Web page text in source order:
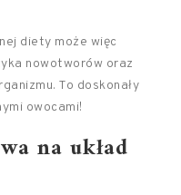
diety może więc
nowotworów oraz
To doskonały
owocami!
na układ